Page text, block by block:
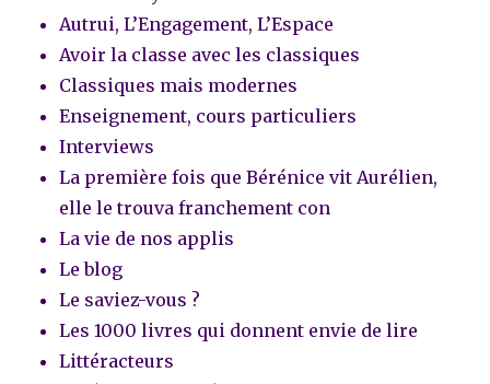
Autrui, L’Engagement, L’Espace
Avoir la classe avec les classiques
Classiques mais modernes
Enseignement, cours particuliers
Interviews
La première fois que Bérénice vit Aurélien,
elle le trouva franchement con
La vie de nos applis
Le blog
Le saviez-vous ?
Les 1000 livres qui donnent envie de lire
Littéracteurs